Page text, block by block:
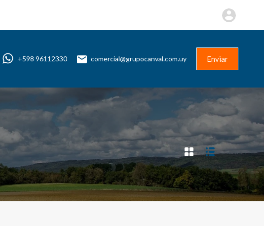
Enviar
+598 96112330 comercial@grupocanval.com.uy Enviar